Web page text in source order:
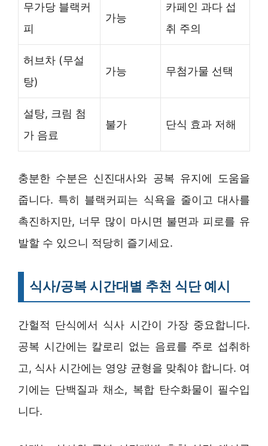
무가당 블랙커
피
가능
카페인 과다 섭
취 주의
허브차 (무설
탕)
가능 무첨가물 선택
설탕, 크림 첨
가 음료
불가 단식 효과 저해
충분한 수분은 신진대사와 공복 유지에 도움을
줍니다. 특히 블랙커피는 식욕을 줄이고 대사를
촉진하지만, 너무 많이 마시면 불면과 피로를 유
발할 수 있으니 적당히 즐기세요.
식사/공복 시간대별 추천 식단 예시
간헐적 단식에서 식사 시간이 가장 중요합니다.
공복 시간에는 칼로리 없는 음료를 주로 섭취하
고, 식사 시간에는 영양 균형을 맞춰야 합니다. 여
기에는 단백질과 채소, 복합 탄수화물이 필수입
니다.